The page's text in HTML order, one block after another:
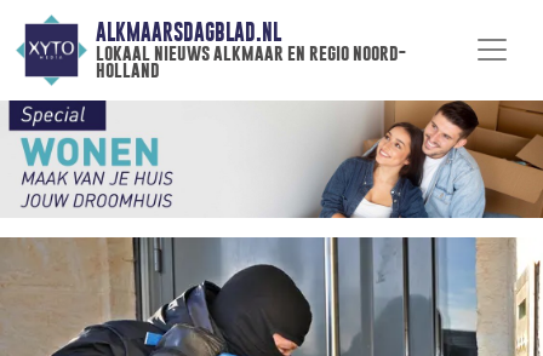
ALKMAARSDAGBLAD.NL
lokaal nieuws alkmaar en regio noord-
holland